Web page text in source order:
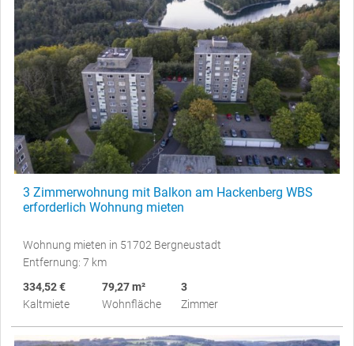
3 Zimmerwohnung mit Balkon am Hackenberg WBS
erforderlich Wohnung mieten
Wohnung mieten in 51702 Bergneustadt
Entfernung: 7 km
334,52 €
Kaltmiete
79,27 m²
Wohnfläche
3
Zimmer